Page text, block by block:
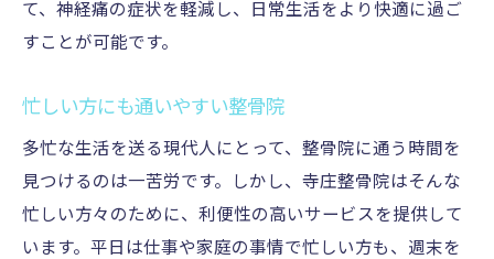
て、神経痛の症状を軽減し、日常生活をより快適に過ご
すことが可能です。
忙しい方にも通いやすい整骨院
多忙な生活を送る現代人にとって、整骨院に通う時間を
見つけるのは一苦労です。しかし、寺庄整骨院はそんな
忙しい方々のために、利便性の高いサービスを提供して
います。平日は仕事や家庭の事情で忙しい方も、週末を